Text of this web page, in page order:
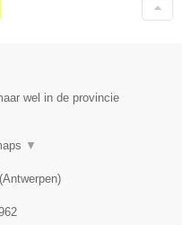
wel in de provincie
▼
(Antwerpen)